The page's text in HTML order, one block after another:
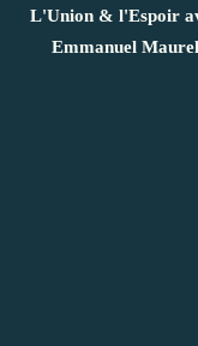
L'Union & l'Espoir
Emmanuel Maurel